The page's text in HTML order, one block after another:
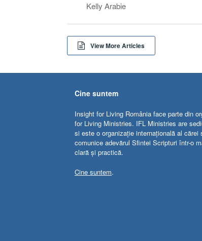
Kelly Arabie
View More Articles
Cine suntem
Insight for Living România face parte din
for Living Ministries. IFL Ministries are
si este o organizație internațională al cărei
comunice adevărul Sfintei Scripturi într-o
clară și practică.
Cine suntem.